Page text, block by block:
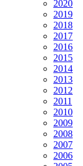
2020
2019
2018
2017
2016
2015
2014
2013
2012
2011
2010
2009
2008
2007
2006